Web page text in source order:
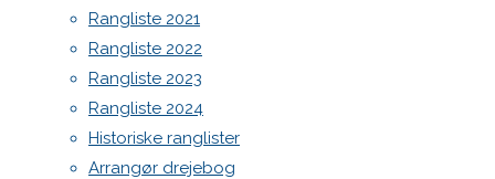
Rangliste 2021
Rangliste 2022
Rangliste 2023
Rangliste 2024
Historiske ranglister
Arrangør drejebog